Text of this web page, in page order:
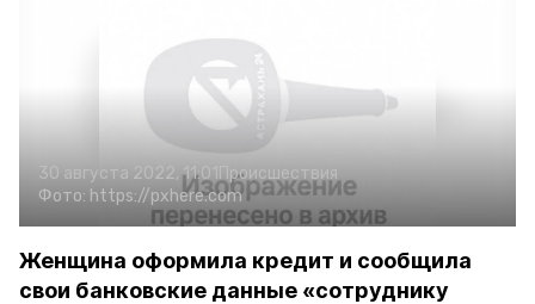
30 августа 2022, 11:01 Происшествия
Фото: https://pxhere.com
Женщина оформила кредит и сообщила
свои банковские данные «сотруднику